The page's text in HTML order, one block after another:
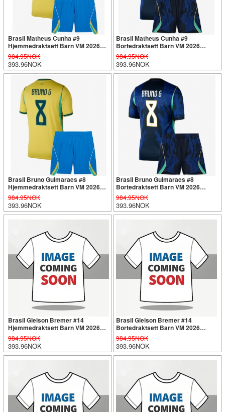
Brasil Matheus Cunha #9
Hjemmedraktsett Barn VM 2026
Kortermet (+ Korte bukser)
984.95NOK
393.96NOK
Brasil Matheus Cunha #9
Bortedraktsett Barn VM 2026
Kortermet (+ Korte bukser)
984.95NOK
393.96NOK
Brasil Bruno Guimaraes #8
Hjemmedraktsett Barn VM 2026
Kortermet (+ Korte bukser)
984.95NOK
393.96NOK
Brasil Bruno Guimaraes #8
Bortedraktsett Barn VM 2026
Kortermet (+ Korte bukser)
984.95NOK
393.96NOK
Brasil Gleison Bremer #14
Hjemmedraktsett Barn VM 2026
Kortermet (+ Korte bukser)
984.95NOK
393.96NOK
Brasil Gleison Bremer #14
Bortedraktsett Barn VM 2026
Kortermet (+ Korte bukser)
984.95NOK
393.96NOK